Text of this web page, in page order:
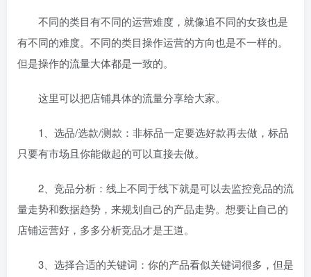
不同的类目有不同的运营难度，就像追不同的女孩也是
有不同的难度。不同的类目操作运营的方向也是不一样的。
但是操作的流量大体都是一致的。
这里可以把店铺具体的流量分享给大家。
1、选品/选款/测款：非标品一定要选好款再去做，标品
只要有市场且你能做起的可以直接去做。
2、竞品分析：线上不同于线下就是可以去监控竞品的流
量走势和数据趋势，来规划自己的产品走势。想要让自己的
店铺运营好，多多分析竞品才是王道。
3、选择合适的关键词：你的产品看似关键词很多，但是